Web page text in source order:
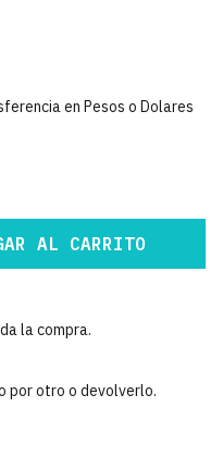
en Pesos o Dolares
la compra.
por otro o devolverlo.